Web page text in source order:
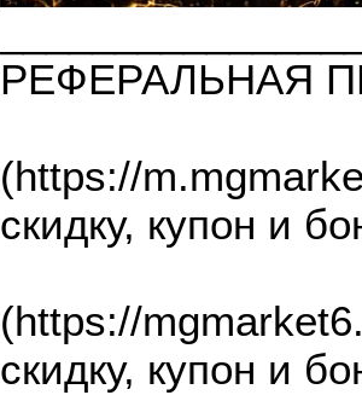
РЕФЕРАЛЬНАЯ
(https://
скидку, купон и
(https://
скидку, купон и